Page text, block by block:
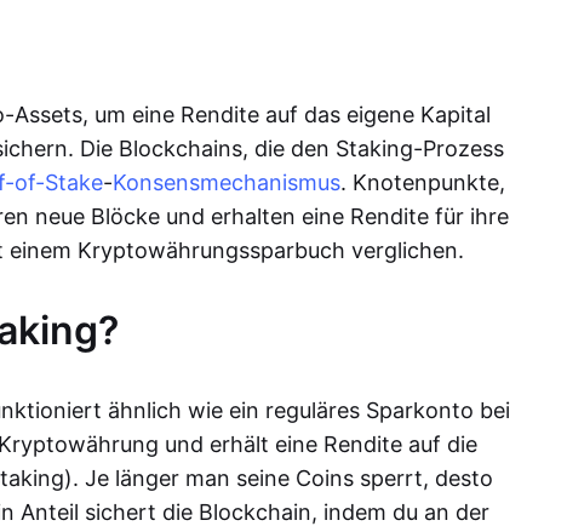
um eine Rendite auf das eigene Kapital
Die Blockchains, die den Staking-Prozess
of-Stake-Konsensmechanismus. Knotenpunkte,
neue Blöcke und erhalten eine Rendite für ihre
Kryptowährungssparbuch verglichen.
ähnlich wie ein reguläres Sparkonto bei
und erhält eine Rendite auf die
Je länger man seine Coins sperrt, desto
Anteil sichert die Blockchain, indem du an der